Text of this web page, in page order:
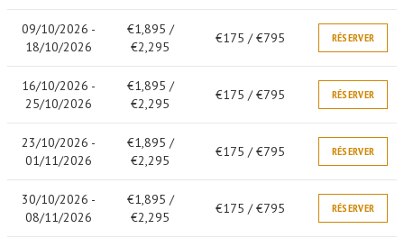
09/10/2026 -
18/10/2026
€1,895 /
€2,295
€175 / €795 RÉSERVER
16/10/2026 -
25/10/2026
€1,895 /
€2,295
€175 / €795 RÉSERVER
23/10/2026 -
01/11/2026
€1,895 /
€2,295
€175 / €795 RÉSERVER
30/10/2026 -
08/11/2026
€1,895 /
€2,295
€175 / €795 RÉSERVER